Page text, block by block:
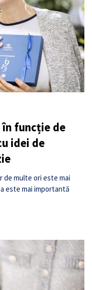
funcție de
idei de
de multe ori este mai
este mai importantă